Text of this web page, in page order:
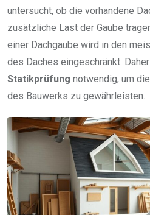
untersucht, ob die vorhandene
zusätzliche Last der Gaube
einer Dachgaube wird in den
des Daches eingeschränkt.
Statikprüfung notwendig, um die
des Bauwerks zu gewährleisten.